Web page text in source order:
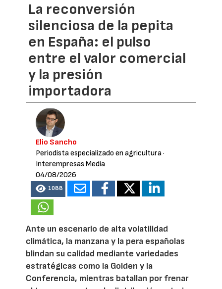
La reconversión
silenciosa de la pepita
en España: el pulso
entre el valor comercial
y la presión
importadora
Elio Sancho
Periodista especializado en agricultura·
Interempresas Media
04/08/2026
1088
Ante un escenario de alta volatilidad
climática, la manzana y la pera españolas
blindan su calidad mediante variedades
estratégicas como la Golden y la
Conferencia, mientras batallan por frenar